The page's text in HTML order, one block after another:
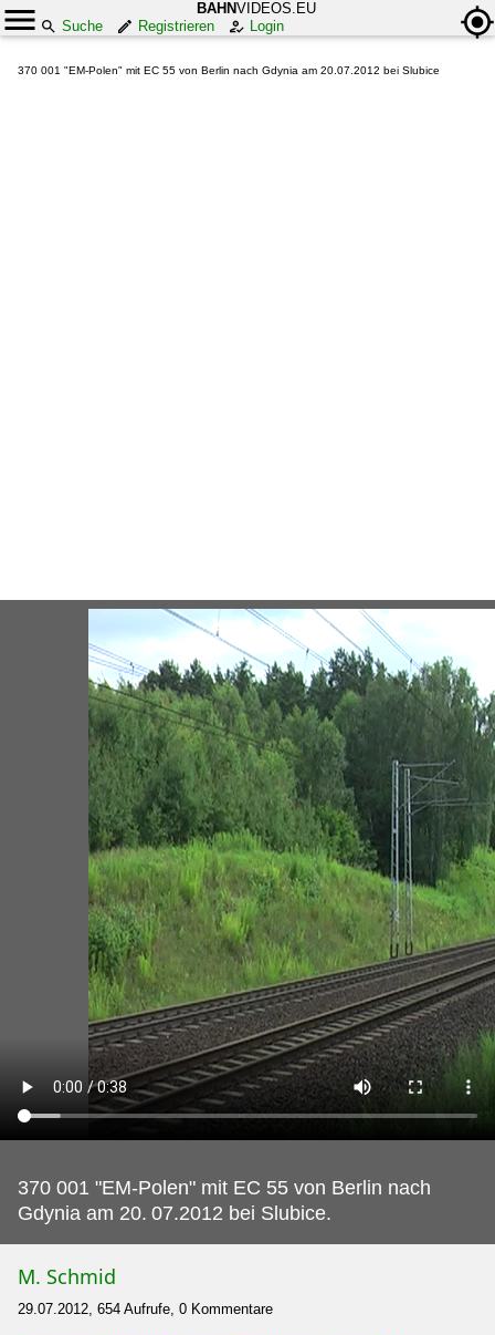
BAHNVIDEOS.EU
Suche
Registrieren Login
370 001 "EM-Polen" mit EC 55 von Berlin nach Gdynia am 20.07.2012 bei Slubice
370 001 "EM-Polen" mit EC 55 von Berlin nach
Gdynia am 20. 07.2012 bei Slubice.
M. Schmid
29.07.2012, 654 Aufrufe, 0 Kommentare